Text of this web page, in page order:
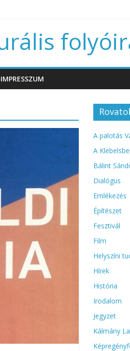
IMPRESSZUM
A palotás
A
Bálint
Dialógus
Emlékezés
Építészet
Fesztivál
Film
Helyszíni
Hírek
História
Irodalom
Jegyzet
Kálmány